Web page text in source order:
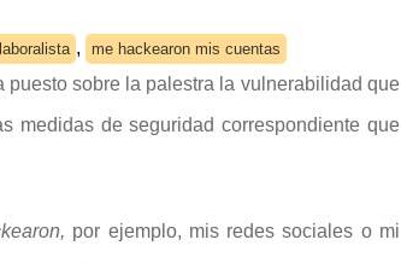
, me hackearon mis cuentas
sobre la palestra la vulnerabilidad que
medidas de seguridad correspondiente que
por ejemplo, mis redes sociales o mi